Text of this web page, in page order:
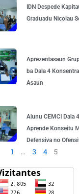
IDN Despede
Graduadu Nicolau
Aprezentasaun
ba Dala 4
Asaun
Alunu CEMCI Dala
Aprende Konseitu
Defensiva no
1 … 3 4 5